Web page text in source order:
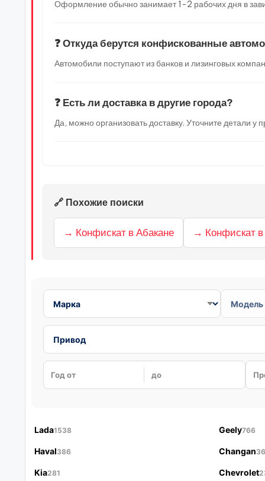
Оформление обычно занимает 1-2 рабочих дня в
❓ Откуда берутся конфискованные
Автомобили поступают из банков и лизинговых
❓ Есть ли доставка в другие города?
Да, можно организовать доставку. Уточните детали
🔗 Похожие поиски
→ Конфискат в Абакане → Конфискат в
Год от до
Lada1538 Geely766
Haval386 Changan
Kia281 Chevrolet